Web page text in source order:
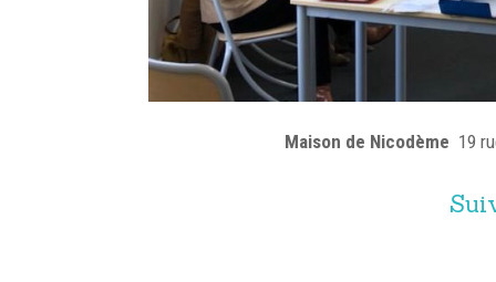
Maison de Nicodème 19